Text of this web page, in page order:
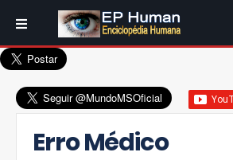
Erro Médico